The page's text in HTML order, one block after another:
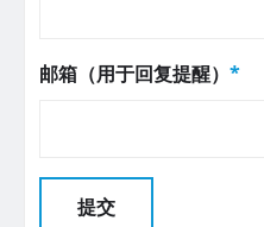
邮箱（用于回复提醒） *